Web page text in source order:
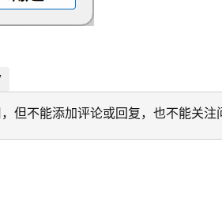
但不能添加评论或回复，也不能关注